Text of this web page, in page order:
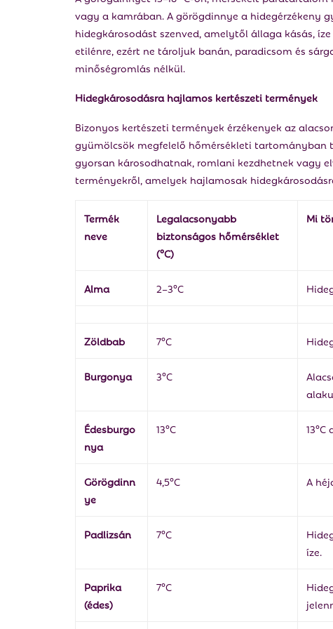
vagy a kamrában. A görögdinnye a hidegérzékeny
hidegkárosodást szenved, amelytől állaga kásás,
etilénre, ezért ne tároljuk banán, paradicsom és
minőségromlás nélkül.
Hidegkárosodásra hajlamos kertészeti termények
Bizonyos kertészeti termények érzékenyek az
gyümölcsök megfelelő hőmérsékleti
gyorsan károsodhatnak, romlani kezdhetnek vagy
terményekről, amelyek hajlamosak
Termék
neve
Legalacsonyabb
biztonságos hőmérséklet
(°C)
Mi
Alma 2–3°C
Zöldbab 7°C
Burgonya 3°C
Édesburgo
nya
13°C
Görögdinn
ye
4,5°C A
Padlizsán 7°C
íze.
Paprika
(édes)
7°C